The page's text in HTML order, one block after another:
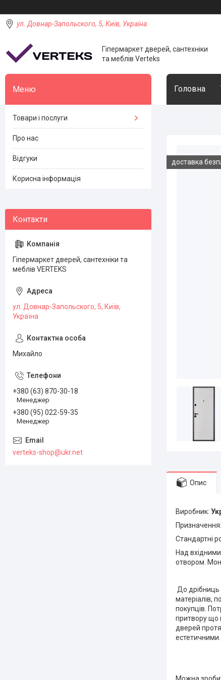
ул. Довнар-Запольского, 5, Київ, Україна
Гіпермаркет дверей, сантехніки
та меблів Verteks
Головна
доставка
Опис
Виробник:
Призначення:
Стандартні
Над
отвором.
До дрібниць
матеріалів,
покупців.
притвору що
дверей
естетичними.
Товари і послуги
Про нас
Відгуки
Корисна інформація
Гіпермаркет дверей, сантехніки та
меблів VERTEKS
ул. Довнар-Запольского, 5, Київ,
Україна
Михайло
+380 (63) 870-30-18
Менеджер
+380 (95) 022-59-35
Менеджер
verteks-shop@ukr.net